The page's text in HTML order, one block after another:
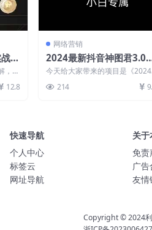
讲
，新
12.8
网络营销
2024最新抖音神图君3.0
本 日入1000+ 保姆级教程
今天给大家带来的项目是《2024
+ 保姆级...
214
快速导航
个人中心
标签云
网址导航
关于
免责
广告
友情
Copyright © 2024